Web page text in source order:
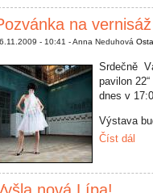
na
- 10:41 - Anna Neduhová
Srdečně
pavilon
dnes v
Výstava
Číst dál